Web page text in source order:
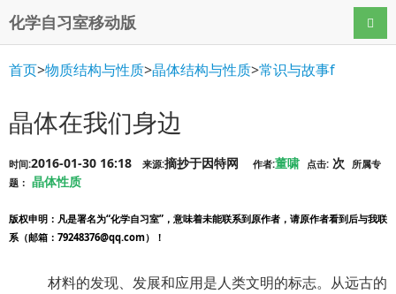
化学自习室移动版 导航
首页>物质结构与性质>晶体结构与性质>常识与故事f
晶体在我们身边
时间:2016-01-30 16:18 来源:摘抄于因特网 作者:董啸 点击: 次
所属专
题： 晶体性质
版权申明 ：凡是署名为“化学自习室”，意味着未能联系到原作者，请原作者看到后与我联
系（邮箱：79248376@qq.com）！
材料的发现、发展和应用是人类文明的标志。从远古的